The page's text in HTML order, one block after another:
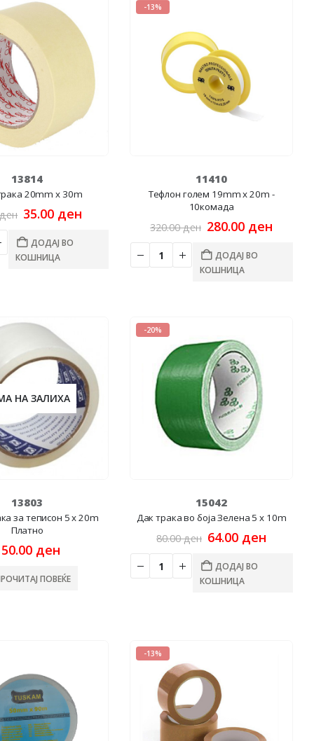
13814
20mm x 30m
ден Original
was:
44.00 ден.
35.00 ден
35.00 ден.
ДОДАЈ ВО
КОШНИЦА
-13%
11410
Тефлон голем 19mm x 20m -
10комада
320.00ден Original
was:
320.00 ден.
280.00 ден
ДОДАЈ ВО
КОШНИЦА
НА ЗАЛИХА
13803
за теписон 5 x 20m
Платно
ден
ПОВЕЌЕ
-20%
15042
Дак трака во боја Зелена 5 x 10m
80.00ден Original
was:
80.00 ден.
64.00 ден
ДОДАЈ ВО
КОШНИЦА
-13%